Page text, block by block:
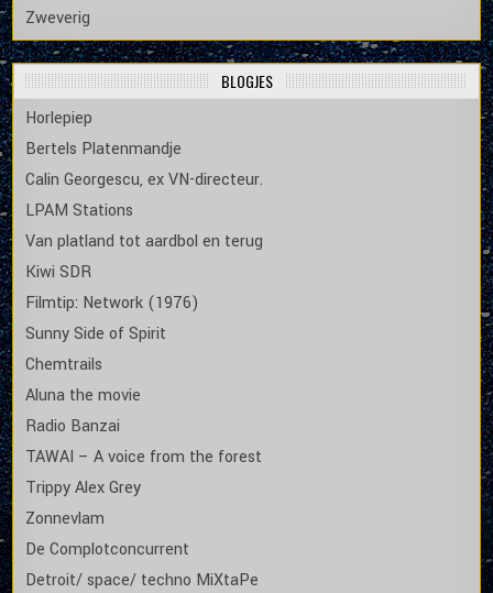
Zweverig
BLOGJES
Horlepiep
Bertels Platenmandje
Calin Georgescu, ex VN-directeur.
LPAM Stations
Van platland tot aardbol en terug
Kiwi SDR
Filmtip: Network (1976)
Sunny Side of Spirit
Chemtrails
Aluna the movie
Radio Banzai
TAWAI – A voice from the forest
Trippy Alex Grey
Zonnevlam
De Complotconcurrent
Detroit/ space/ techno MiXtaPe